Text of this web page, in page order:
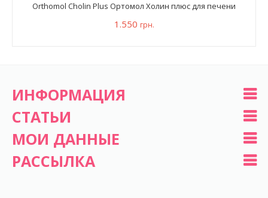
Orthomol Cholin Plus Ортомол Холин плюс для печени
1.550 грн.
ИНФОРМАЦИЯ
СТАТЬИ
МОИ ДАННЫЕ
РАССЫЛКА